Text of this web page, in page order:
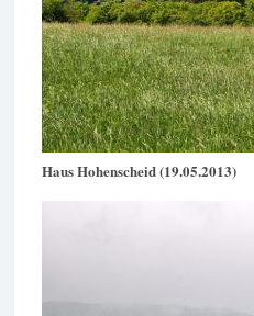
Haus Hohenscheid (19.05.2013)